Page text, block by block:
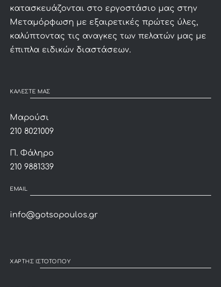
κατασκευάζονται στο εργοστάσιο μας στην
Μεταμόρφωση με εξαιρετικές πρώτες ύλες,
καλύπτοντας τις αναγκες των πελατών μας με
έπιπλα ειδικών διαστάσεων.
ΚΑΛΕΣΤΕ ΜΑΣ
Μαρούσι
210 8021009
Π. Φάληρο
210 9881339
EMAIL
info@gotsopoulos.gr
ΧΑΡΤΗΣ ΙΣΤΟΤΟΠΟΥ